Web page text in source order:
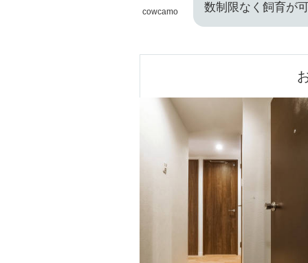
cowcamo
数制限なく飼育が